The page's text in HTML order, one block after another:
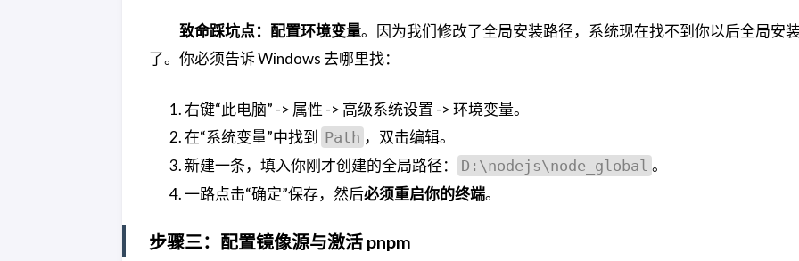
致命踩坑点：配置环境变量。因为我们修改了全局安装路径，系统现在找不到你以后全局安
了。你必须告诉 Windows 去哪里找：
右键“此电脑” -> 属性 -> 高级系统设置 -> 环境变量。
在“系统变量”中找到 Path ，双击编辑。
新建一条，填入你刚才创建的全局路径：
D:\nodejs\node_global 。
一路点击“确定”保存，然后必须重启你的终端。
步骤三：配置镜像源与激活 pnpm